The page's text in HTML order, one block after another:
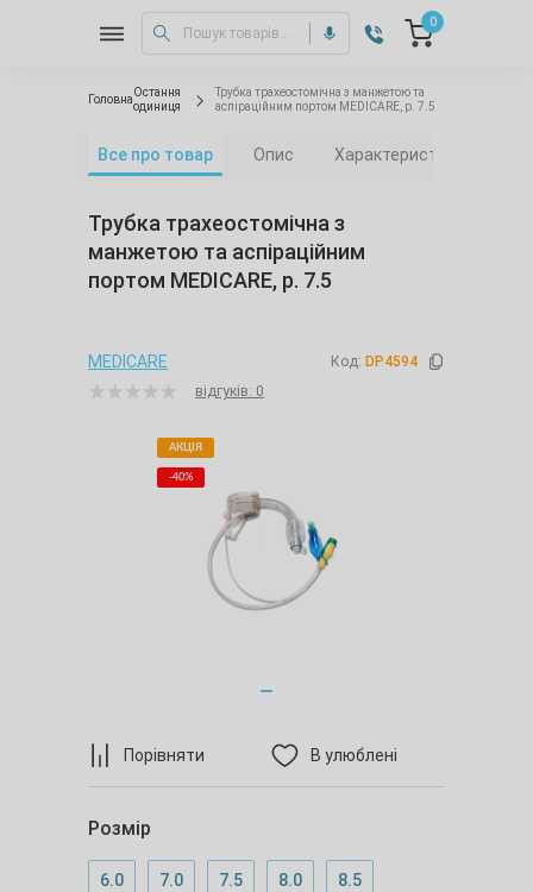
0
Головна
Остання
одиниця
Трубка трахеостомічна з манжетою та
аспіраційним портом MEDICARE, р. 7.5
Все про товар Опис Характеристики
АКЦІЯ
-40%
Порівняти В улюблені
Трубка трахеостомічна з
манжетою та аспіраційним
портом MEDICARE, р. 7.5
MEDICARE Код: DP4594
відгуків: 0
Розмір
6.0 7.0 7.5 8.0 8.5